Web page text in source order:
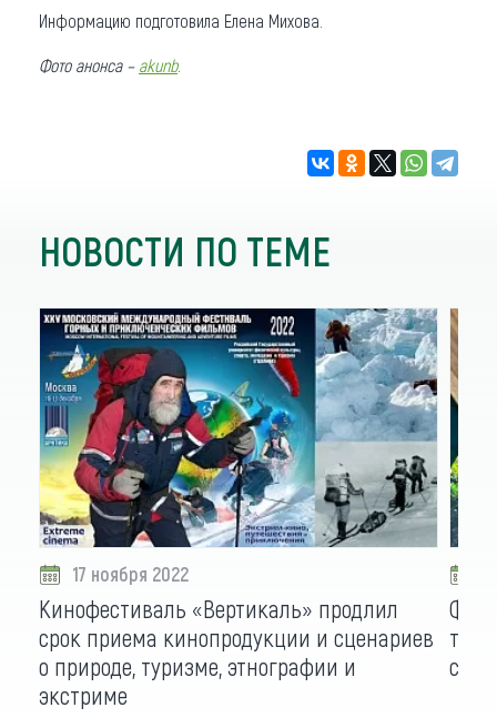
Информацию подготовила Елена Михова.
Фото анонса – akunb.
НОВОСТИ ПО ТЕМЕ
17 ноября 2022
Кинофестиваль «Вертикаль» продлил
срок приема кинопродукции и сценариев
о природе, туризме, этнографии и
экстриме